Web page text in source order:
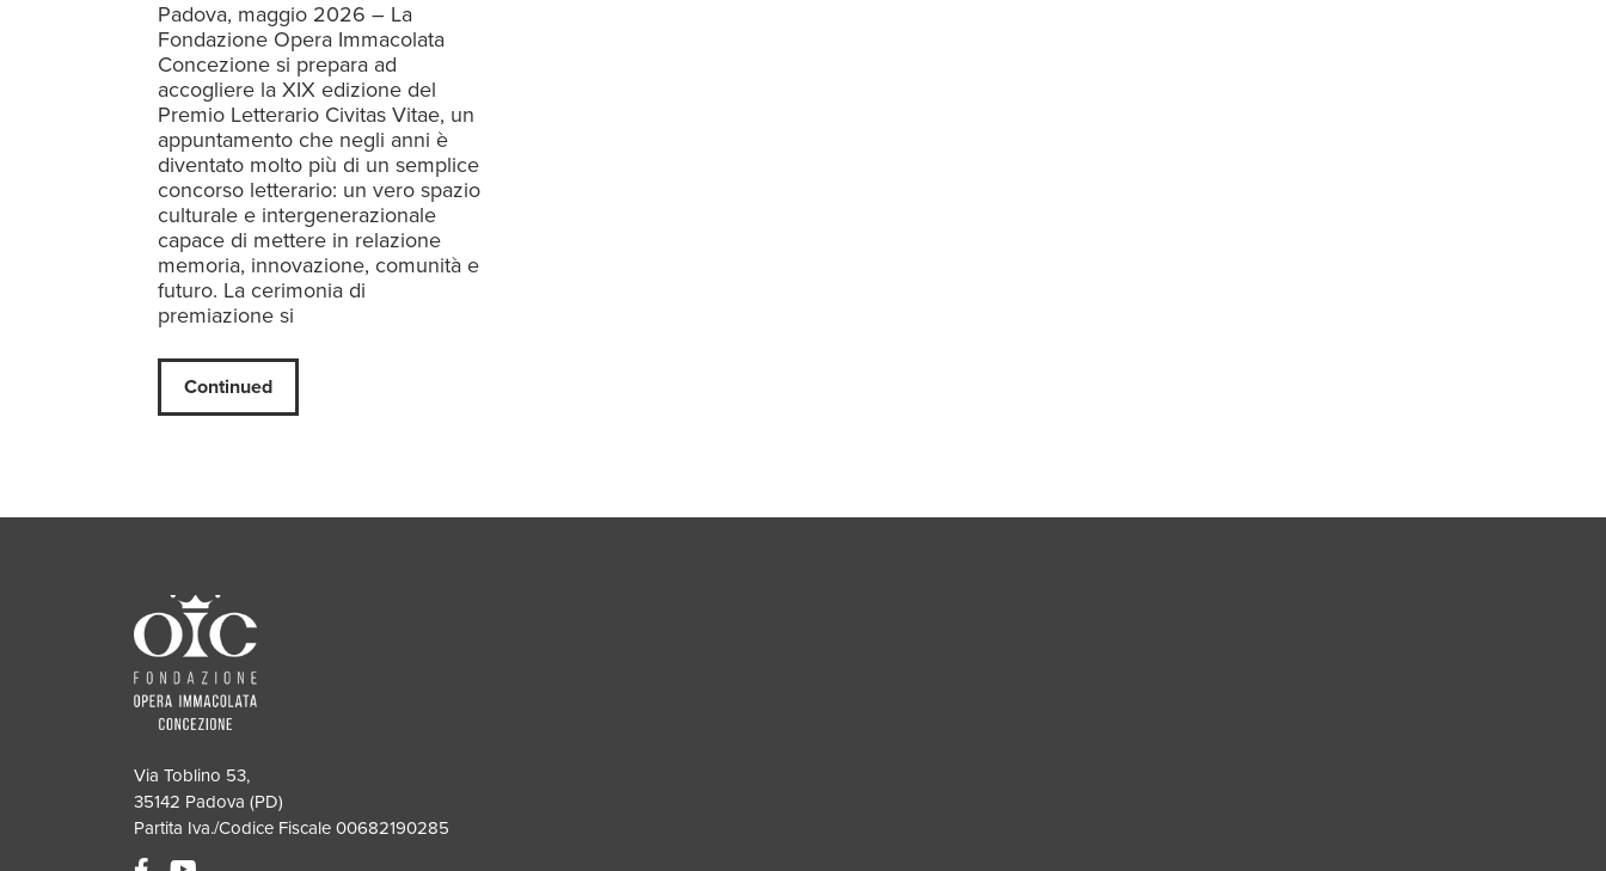
Padova, maggio 2026 – La
Fondazione Opera Immacolata
Concezione si prepara ad
accogliere la XIX edizione del
Premio Letterario Civitas Vitae, un
appuntamento che negli anni è
diventato molto più di un semplice
concorso letterario: un vero spazio
culturale e intergenerazionale
capace di mettere in relazione
memoria, innovazione, comunità e
futuro. La cerimonia di
premiazione si
Continued
Via Toblino 53,
35142 Padova (PD)
Partita Iva./Codice Fiscale 00682190285